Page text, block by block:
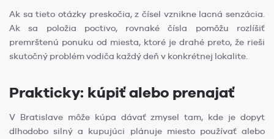
Ak sa tieto otázky preskočia, z čísel vznikne lacná senzácia.
Ak sa položia poctivo, rovnaké čísla pomôžu rozlíšiť
premrštenú ponuku od miesta, ktoré je drahé preto, že rieši
skutočný problém vodiča každý deň v konkrétnej lokalite.
Prakticky: kúpiť alebo prenajať
V Bratislave môže kúpa dávať zmysel tam, kde je dopyt
dlhodobo silný a kupujúci plánuje miesto používať alebo